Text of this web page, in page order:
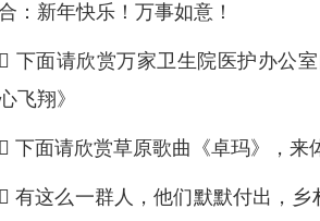
：新年快乐！万事如意！
 下面请欣赏万家卫生院医护办公
飞翔》
 下面请欣赏草原歌曲《卓玛》，来
 有这么一群人，他们默默付出，